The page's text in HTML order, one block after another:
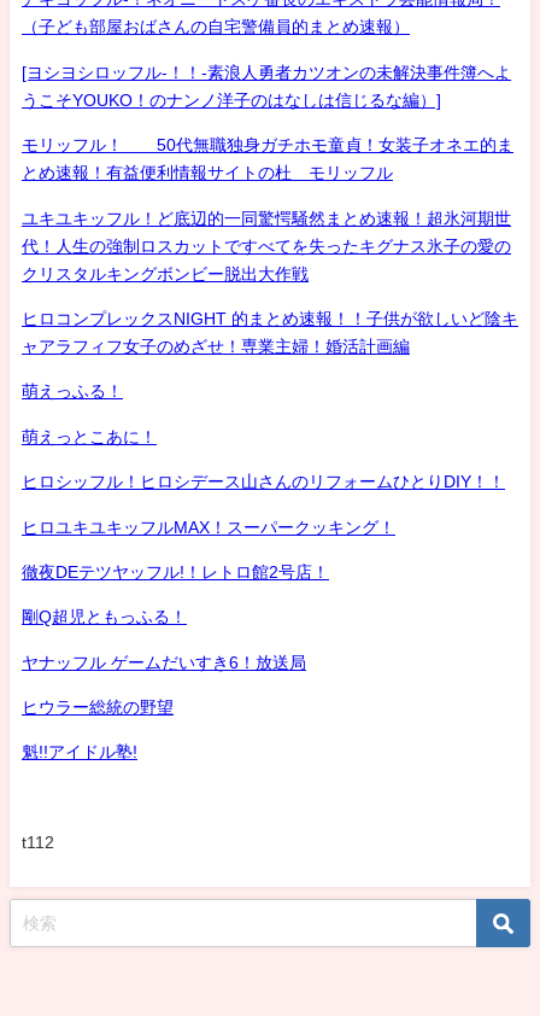
（子ども部屋おばさんの自宅警備員的まとめ速報）
[ヨシヨシロッフル-！！-素浪人勇者カツオンの未解決事件簿へよ
うこそYOUKO！のナンノ洋子のはなしは信じるな編）]
モリッフル！ 50代無職独身ガチホモ童貞！女装子オネエ的ま
とめ速報！有益便利情報サイトの杜 モリッフル
ユキユキッフル！ど底辺的一同驚愕騒然まとめ速報！超氷河期世
代！人生の強制ロスカットですべてを失ったキグナス氷子の愛の
クリスタルキングボンビー脱出大作戦
ヒロコンプレックスNIGHT 的まとめ速報！！子供が欲しいど陰キ
ャアラフィフ女子のめざせ！専業主婦！婚活計画編
萌えっふる！
萌えっとこあに！
ヒロシッフル！ヒロシデース山さんのリフォームひとりDIY！！
ヒロユキユキッフルMAX！スーパークッキング！
徹夜DEテツヤッフル!！レトロ館2号店！
剛Q超児ともっふる！
ヤナッフル ゲームだいすき6！放送局
ヒウラー総統の野望
魁!!アイドル塾!
t112